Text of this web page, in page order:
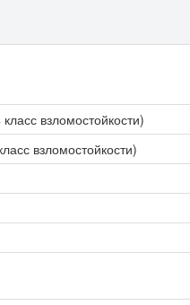
взломостойкости)
взломостойкости)